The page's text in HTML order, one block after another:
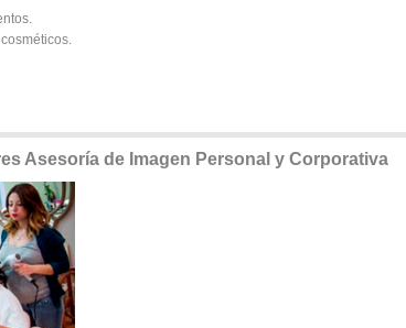
Asesoría de Imagen Personal y Corporativa